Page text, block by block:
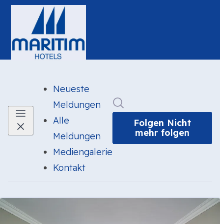
Neueste
Meldungen
Alle
Meldungen
Mediengalerie
Kontakt
Folgen Nicht
mehr folgen